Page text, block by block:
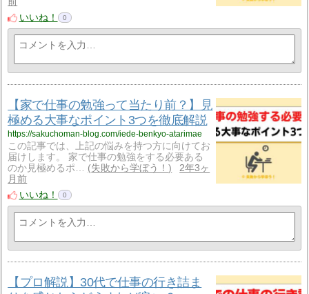
いいね！
0
【家で仕事の勉強って当たり前？】見
極める大事なポイント3つを徹底解説
https://sakuchoman-blog.com/iede-benkyo-atarimae
この記事では、上記の悩みを持つ方に向けてお
届けします。 家で仕事の勉強をする必要ある
のか見極めるポ…
失敗から学ぼう！
2年3ヶ
月前
いいね！
0
【プロ解説】30代で仕事の行き詰ま